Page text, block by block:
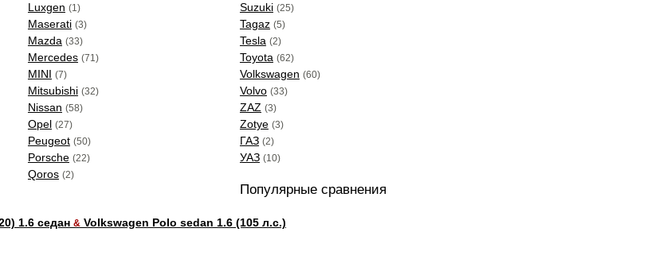
Luxgen (1)
Maserati (3)
Mazda (33)
Mercedes (71)
MINI (7)
Mitsubishi (32)
Nissan (58)
Opel (27)
Peugeot (50)
Porsche (22)
Qoros (2)
Suzuki (25)
Tagaz (5)
Tesla (2)
Toyota (62)
Volkswagen (60)
Volvo (33)
ZAZ (3)
Zotye (3)
ГАЗ (2)
УАЗ (10)
Популярные сравнения
1.6 седан & Volkswagen Polo sedan 1.6 (105 л.с.)